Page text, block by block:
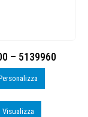
– 5139960
Visualizza